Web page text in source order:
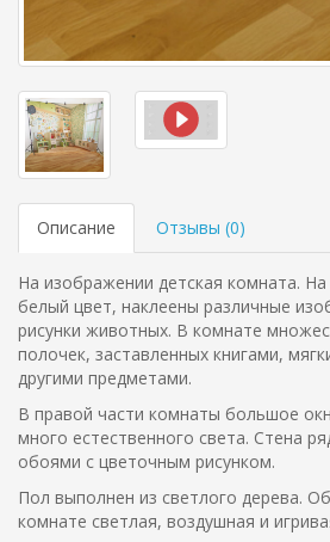
Описание Отзывы (0)
На изображении детская комната.
белый цвет, наклеены различные
рисунки животных. В комнате
полочек, заставленных книгами,
другими предметами.
В правой части комнаты большое
много естественного света. Стена
обоями с цветочным рисунком.
Пол выполнен из светлого дерева.
комнате светлая, воздушная и